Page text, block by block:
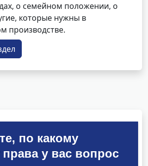
о семейном положении, о
которые нужны в
производстве.